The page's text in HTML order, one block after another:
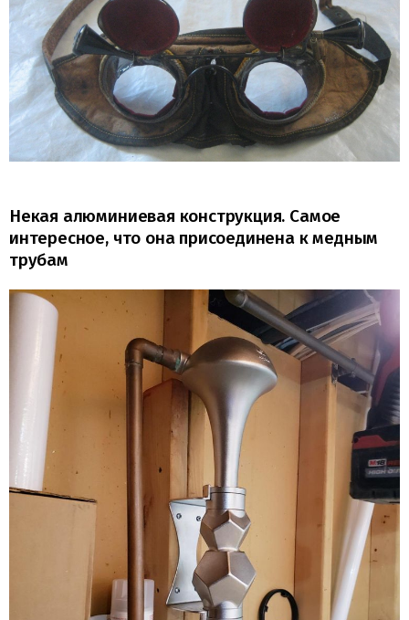
Некая алюминиевая конструкция. Самое
интересное, что она присоединена к медным
трубам